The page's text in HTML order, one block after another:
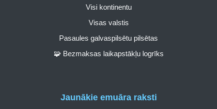
Visi kontinentu
Visas valstis
Pasaules galvaspilsētu pilsētas
🧩 Bezmaksas laikapstākļu logrīks
Jaunākie emuāra raksti